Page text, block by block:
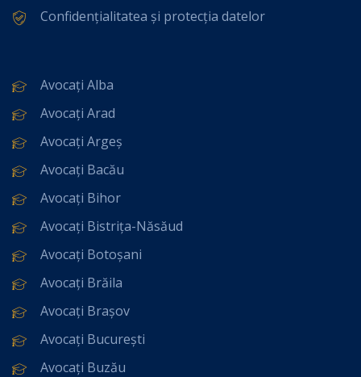
Confidențialitatea și protecția datelor
Avocați Alba
Avocați Arad
Avocați Argeș
Avocați Bacău
Avocați Bihor
Avocați Bistrița-Năsăud
Avocați Botoșani
Avocați Brăila
Avocați Brașov
Avocați București
Avocați Buzău